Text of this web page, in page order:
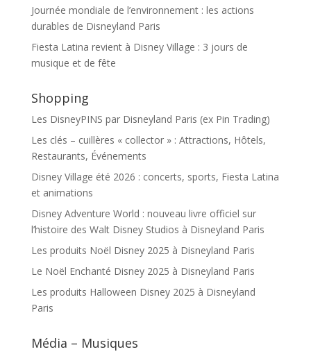
Journée mondiale de l’environnement : les actions
durables de Disneyland Paris
Fiesta Latina revient à Disney Village : 3 jours de
musique et de fête
Shopping
Les DisneyPINS par Disneyland Paris (ex Pin Trading)
Les clés – cuillères « collector » : Attractions, Hôtels,
Restaurants, Événements
Disney Village été 2026 : concerts, sports, Fiesta Latina
et animations
Disney Adventure World : nouveau livre officiel sur
l’histoire des Walt Disney Studios à Disneyland Paris
Les produits Noël Disney 2025 à Disneyland Paris
Le Noël Enchanté Disney 2025 à Disneyland Paris
Les produits Halloween Disney 2025 à Disneyland
Paris
Média – Musiques